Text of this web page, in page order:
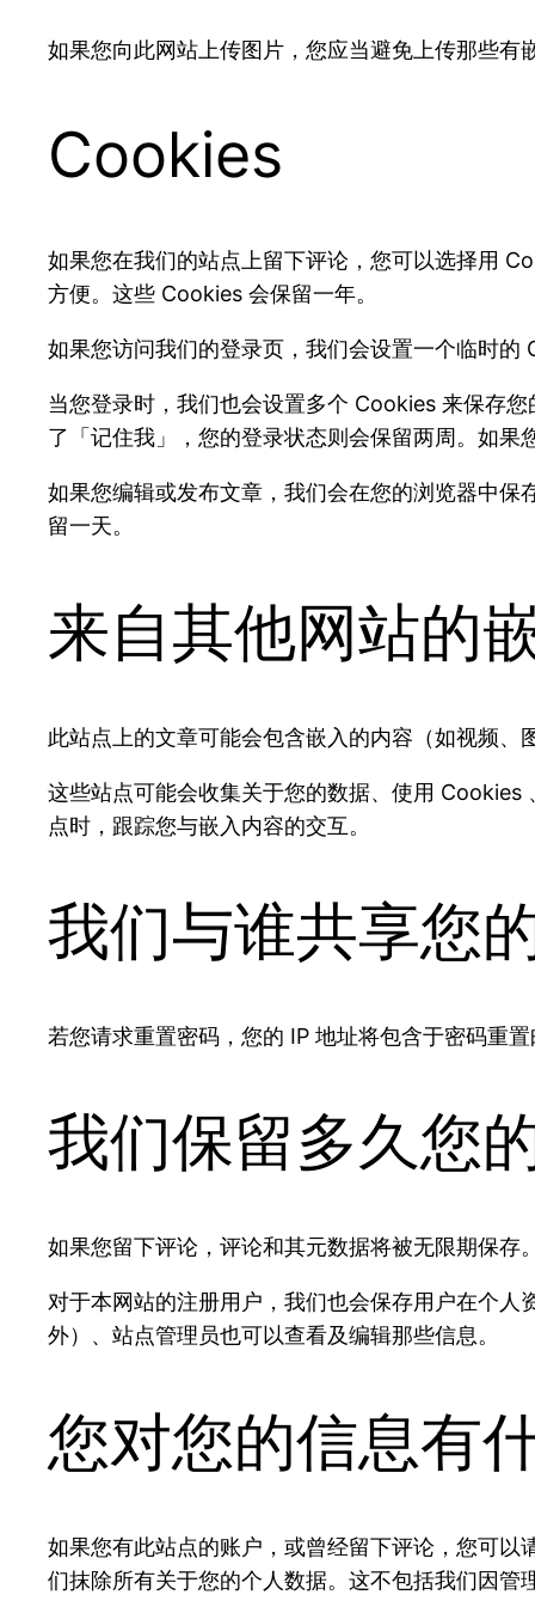
如果您向此网站上传图片，您应当避免上传那些有
Cookies
如果您在我们的站点上留下评论，您可以选择用
方便。这些 Cookies 会保留一年。
如果您访问我们的登录页，我们会设置一个临时
当您登录时，我们也会设置多个 Cookies 来保存
了「记住我」，您的登录状态则会保留两周。如
如果您编辑或发布文章，我们会在您的浏览器中
留一天。
来自其他网站的
此站点上的文章可能会包含嵌入的内容（如视频
这些站点可能会收集关于您的数据、使用
点时，跟踪您与嵌入内容的交互。
我们与谁共享您
若您请求重置密码，您的 IP 地址将包含于密码重
我们保留多久您
如果您留下评论，评论和其元数据将被无限期保
对于本网站的注册用户，我们也会保存用户在个
外）、站点管理员也可以查看及编辑那些信息。
您对您的信息有
如果您有此站点的账户，或曾经留下评论，您可
们抹除所有关于您的个人数据。这不包括我们因管